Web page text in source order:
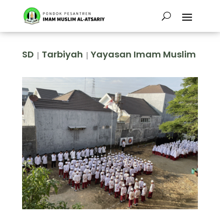
SD | Tarbiyah | Yayasan Imam Muslim